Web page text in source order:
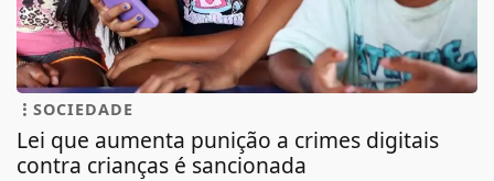
SOCIEDADE
Lei que aumenta punição a crimes digitais
contra crianças é sancionada